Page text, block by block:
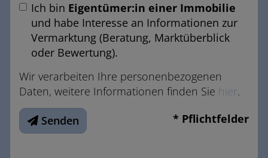
Ich bin Eigentümer:in einer Immobilie
und habe Interesse an Informationen zur
Vermarktung (Beratung, Marktüberblick
oder Bewertung).
Wir verarbeiten Ihre personenbezogenen
Daten, weitere Informationen finden Sie hier.
Senden * Pflichtfelder